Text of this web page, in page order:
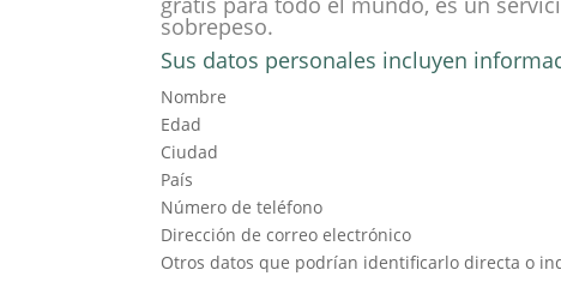
sobrepeso.
Sus datos personales incluyen
Nombre
Edad
Ciudad
País
Número de teléfono
Dirección de correo electrónico
Otros datos que podrían identificarlo directa o